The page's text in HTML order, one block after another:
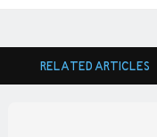
RELATED ARTICLES